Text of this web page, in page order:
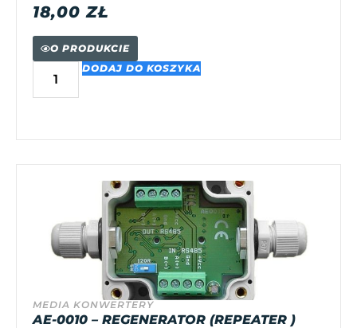
18,00ZŁ
O PRODUKCIE
DODAJ DO KOSZYKA
MEDIA KONWERTERY
AE-0010 – REGENERATOR (REPEATER )